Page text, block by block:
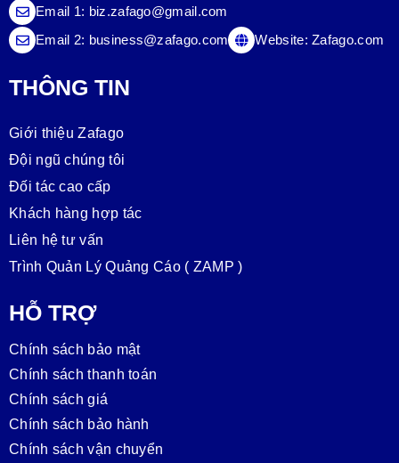
Email 1: biz.zafago@gmail.com
Email 2: business@zafago.com Website:Zafago.com
THÔNG TIN
Giới thiệu Zafago
Đội ngũ chúng tôi
Đối tác cao cấp
Khách hàng hợp tác
Liên hệ tư vấn
Trình Quản Lý Quảng Cáo ( ZAMP )
HỖ TRỢ
Chính sách bảo mật
Chính sách thanh toán
Chính sách giá
Chính sách bảo hành
Chính sách vận chuyển